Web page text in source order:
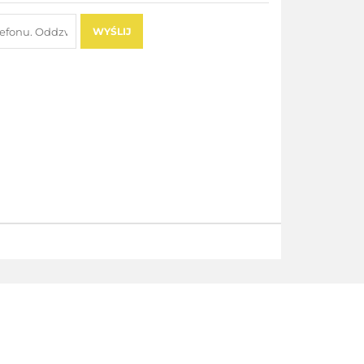
WYŚLIJ